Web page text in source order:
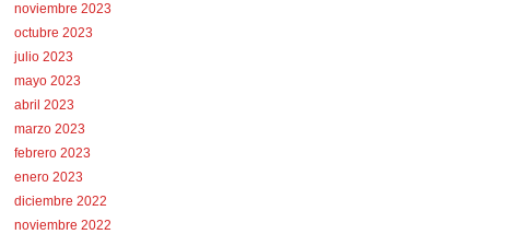
noviembre 2023
octubre 2023
julio 2023
mayo 2023
abril 2023
marzo 2023
febrero 2023
enero 2023
diciembre 2022
noviembre 2022